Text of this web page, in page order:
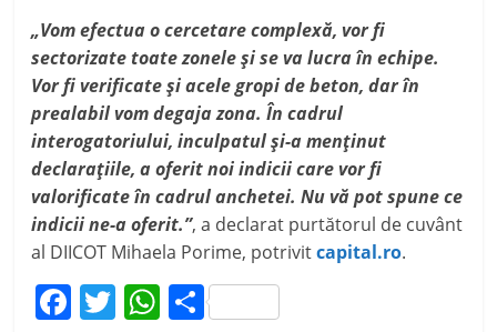
„Vom efectua o cercetare complexă, vor fi
sectorizate toate zonele și se va lucra în echipe.
Vor fi verificate și acele gropi de beton, dar în
prealabil vom degaja zona. În cadrul
interogatoriului, inculpatul și-a menținut
declarațiile, a oferit noi indicii care vor fi
valorificate în cadrul anchetei. Nu vă pot spune ce
indicii ne-a oferit.”, a declarat purtătorul de cuvânt
al DIICOT Mihaela Porime, potrivitcapital.ro.
F T W P